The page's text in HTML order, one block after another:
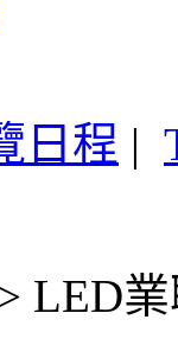
日程 |
LED